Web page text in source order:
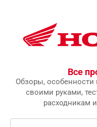
Все
Обзоры, особенности
своими руками,
расходникам